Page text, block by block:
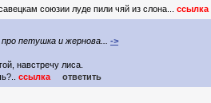
союзии луде пили чяй из слона... ссылка
петушка и жернова... ->
навстречу лиса.
ссылка ответить